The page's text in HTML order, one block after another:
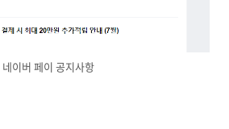
네이버 페이 공지사항